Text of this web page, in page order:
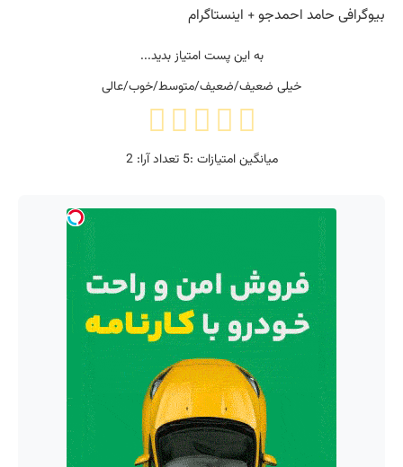
بیوگرافی حامد احمدجو + اینستاگرام
به این پست امتیاز بدید...
خیلی ضعیف/ضعیف/متوسط/خوب/عالی
میانگین امتیازات :5 تعداد آرا:2